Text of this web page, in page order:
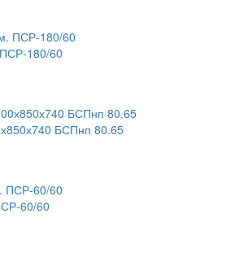
180/60
БСПнп 80.65
60/60